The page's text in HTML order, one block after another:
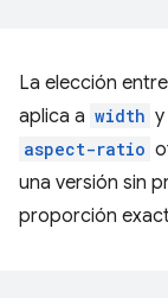
La elección
aplica a width y
aspect-ratio
una versión sin
proporción